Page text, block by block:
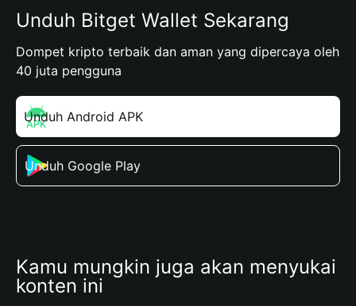
Unduh Bitget Wallet Sekarang
Dompet kripto terbaik dan aman yang dipercaya oleh
40 juta pengguna
Unduh Android APK
Unduh Google Play
Kamu mungkin juga akan menyukai
konten ini